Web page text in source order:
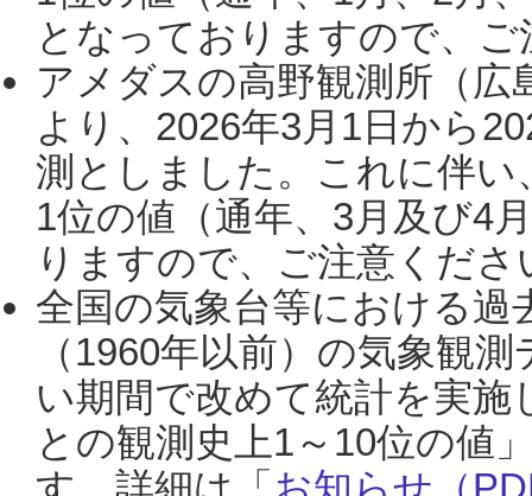
となっておりますので、
アメダスの高野観測所（
より、2026年3月1日から
測としました。これに伴い
1位の値（通年、3月及び4
りますので、ご注意くだ
全国の気象台等における過
（1960年以前）の気象観
い期間で改めて統計を実
との観測史上1～10位の値
す。詳細は「 お知らせ（